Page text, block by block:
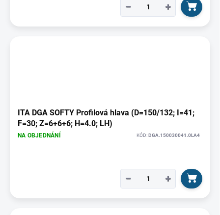
+
−
ITA DGA SOFTY Profilová hlava (D=150/132; I=41;
F=30; Z=6+6+6; H=4.0; LH)
NA OBJEDNÁNÍ KÓD:DGA.150030041.0LA4
+
−